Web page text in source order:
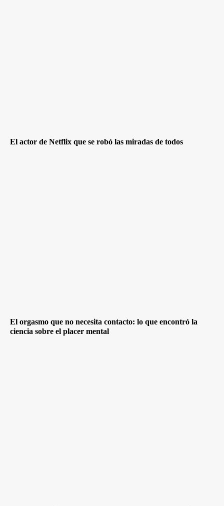
El actor de Netflix que se robó las miradas de todos
El orgasmo que no necesita contacto: lo que encontró la
ciencia sobre el placer mental